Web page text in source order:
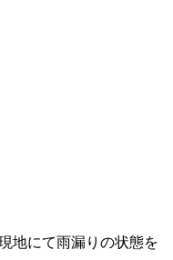
地にて雨漏りの状態を